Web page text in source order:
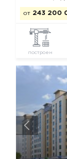
от 243 200
построен